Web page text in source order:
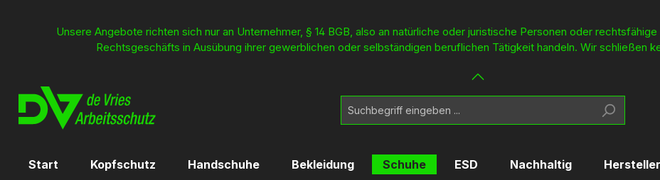
Unsere Angebote richten sich nur an Unternehmer, § 14 BGB, also an natürliche oder juristische Personen oder
Rechtsgeschäfts in Ausübung ihrer gewerblichen oder selbständigen beruflichen Tätigkeit handeln. Wir schließen
Start Kopfschutz Handschuhe Bekleidung Schuhe ESD Nachhaltig Hersteller